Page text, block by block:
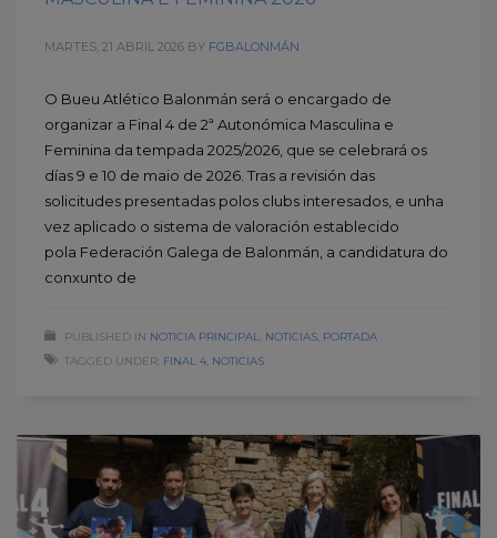
MARTES, 21 ABRIL 2026 BY FGBALONMÁN
O Bueu Atlético Balonmán será o encargado de
organizar a Final 4 de 2ª Autonómica Masculina e
Feminina da tempada 2025/2026, que se celebrará os
días 9 e 10 de maio de 2026. Tras a revisión das
solicitudes presentadas polos clubs interesados, e unha
vez aplicado o sistema de valoración establecido
pola Federación Galega de Balonmán, a candidatura do
conxunto de
PUBLISHED IN NOTICIA PRINCIPAL NOTICIAS PORTADA
TAGGED UNDER: FINAL 4 NOTICIAS